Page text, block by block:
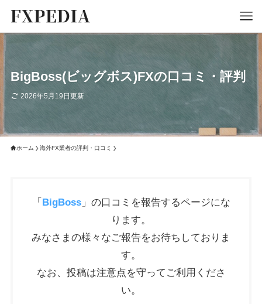
BigBoss(ビッグボス)FXの口コミ・評判
2026年5月19日更新
ホーム 海外FX業者の評判・口コミ
「 BigBoss」の口コミを報告するページにな
ります。
みなさまの様々なご報告をお待ちしておりま
す。
なお、投稿は注意点を守ってご利用くださ
い。